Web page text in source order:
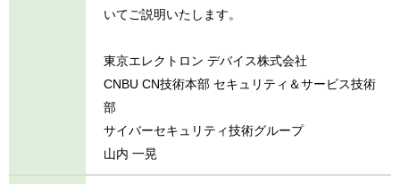
いてご説明いたします。
東京エレクトロン デバイス株式会社
CNBU CN技術本部 セキュリティ＆サービス技術
部
サイバーセキュリティ技術グループ
山内 一晃